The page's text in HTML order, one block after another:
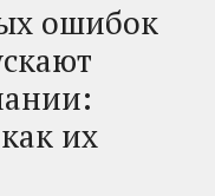
ошибок
их